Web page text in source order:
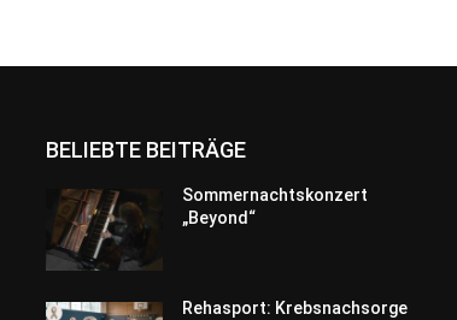
BELIEBTE BEITRÄGE
Sommernachtskonzert
„Beyond“
Rehasport: Krebsnachsorge